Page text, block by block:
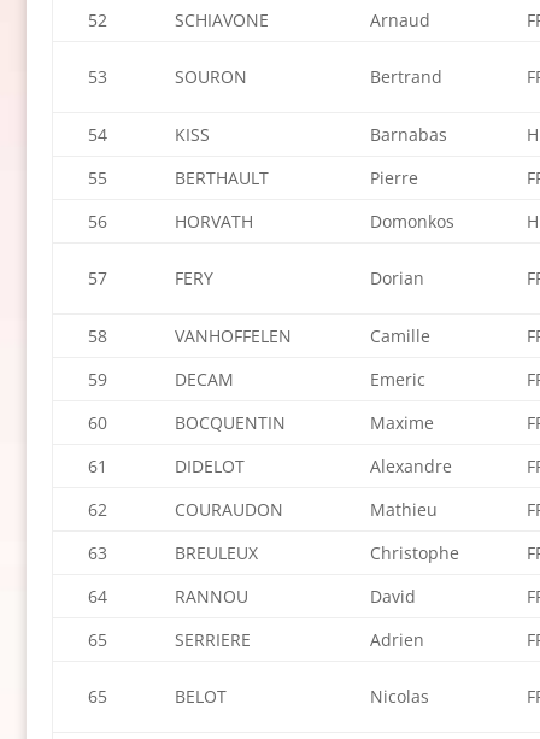
52
SCHIAVONE Arnaud
53 SOURON Bertrand
54 KISS Barnabas
55
BERTHAULT Pierre
56
HORVATH Domonkos
57 FERY Dorian
58 VANHOFFELEN Camille
59
DECAM Emeric
60
BOCQUENTIN Maxime
61
DIDELOT Alexandre
62
COURAUDON Mathieu
63
BREULEUX Christophe
64
RANNOU David
65
SERRIERE Adrien
65 BELOT Nicolas